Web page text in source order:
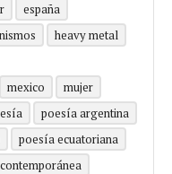
españa
heavy metal
mexico
mujer
poesía argentina
poesía ecuatoriana